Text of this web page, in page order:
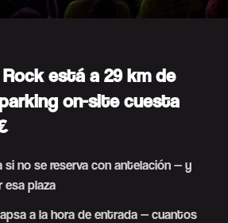
está a 29 km de
on-site cuesta
no se reserva con antelación — y
esa plaza
a la hora de entrada — cuantos